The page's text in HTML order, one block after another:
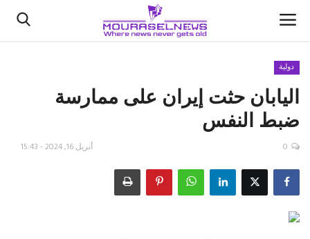
الأخبار
كتّابنا
اقتصاد
دولية
اليابان حثت إيران على ممارسة
ضبط النفس
أبريل 16, 2024 - 15:43 0